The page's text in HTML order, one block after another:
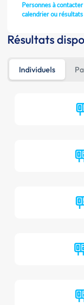
Personnes à
calendrier ou résultats
Résultats
Individuels